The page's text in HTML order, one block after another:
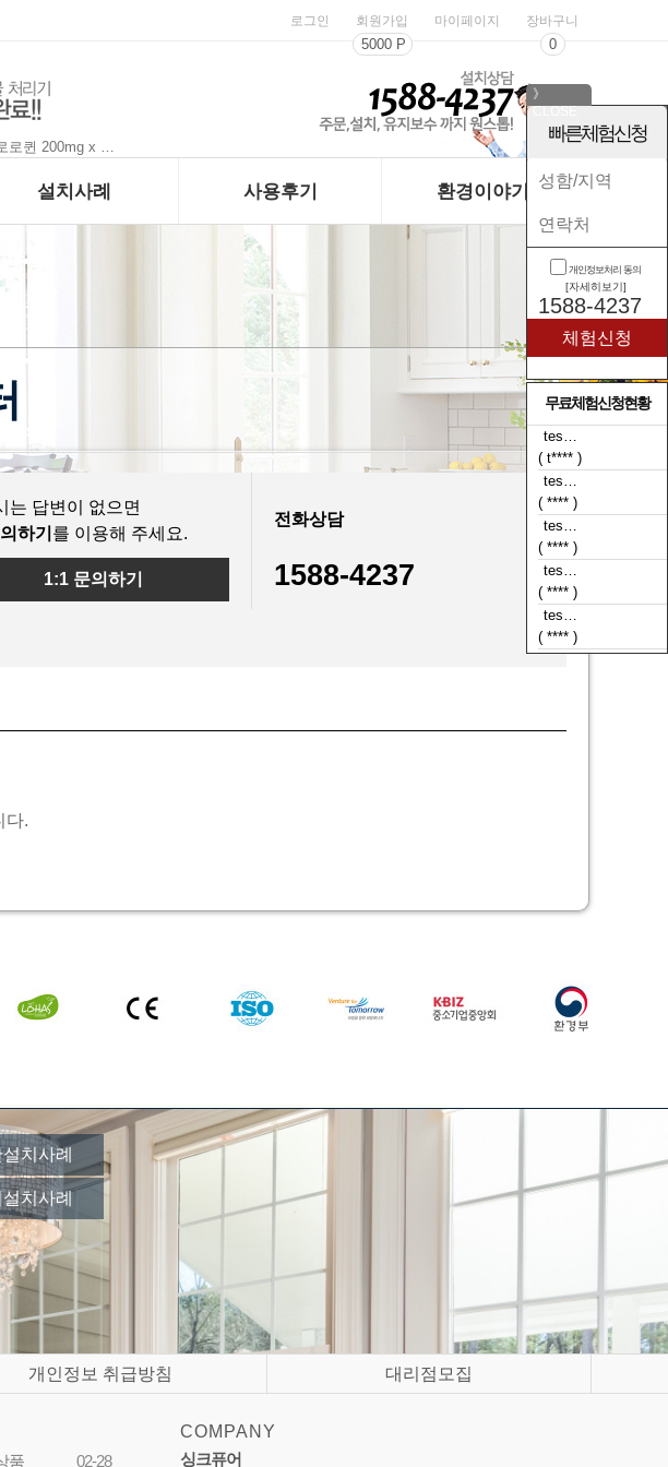
로그인 회원가입
5000 P
마이페이지 장바구니
0
로퀸 200mg x …
설치사례
사용후기 환경이야기
는 답변이 없으면
하기 를 이용해 주세요.
1:1 문의하기
전화상담
1588-4237
다.
치사례
설치사례
개인정보 취급방침 대리점모집
품 02-28
COMPANY
싱크퓨어
》
빠른체험신청
개인정보처리 동의
[자세히보기]
1588-4237
무료체험신청현황
tes…
( t**** )
tes…
( **** )
tes…
( **** )
tes…
( **** )
tes…
( **** )